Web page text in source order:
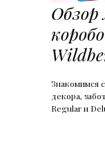
Знакомимся
декора,
Regular и